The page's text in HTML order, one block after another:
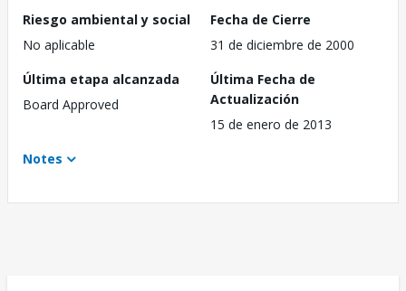
Riesgo ambiental y social
No aplicable
Fecha de Cierre
31 de diciembre de 2000
Última etapa alcanzada
Board Approved
Última Fecha de
Actualización
15 de enero de 2013
Notes